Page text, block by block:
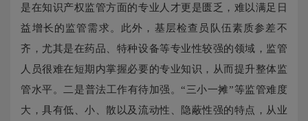
是在知识产权监管方面的专业人才更是匮乏，难以满足日
益增长的监管需求。此外，基层检查员队伍素质参差不
齐，尤其是在药品、特种设备等专业性较强的领域，监管
人员很难在短期内掌握必要的专业知识，从而提升整体监
管水平。二是普法工作有待加强。“三小一摊”等监管难度
大，具有低、小、散以及流动性、隐蔽性强的特点，从业